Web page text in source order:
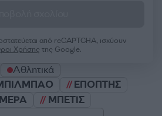
από reCAPTCHA, ισχύουν
Χρήσης της Google.
Αθλητικά
ΕΠΟΠΤΗΣ
ΜΠΕΤΙΣ